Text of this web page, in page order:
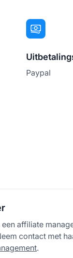
Paypal
een affiliate
contact met
.